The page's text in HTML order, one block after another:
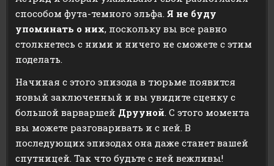
способом фута-темного эльфа.Я не буду
упоминать о них, поскольку вы все равно
столкнетесь с ними и ничего не сможете с этим
поделать.
Начиная с этого эпизода в тюрьме появится
новый заключенный и вы увидите сценку с
большой варваршей Друуной. С этого момента
вы можете разговаривать и с ней. В
последующих эпизодах она даже станет вашей
спутницей. Так что будьте с ней вежливы!